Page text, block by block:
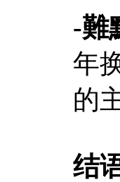
-難
年
的
结